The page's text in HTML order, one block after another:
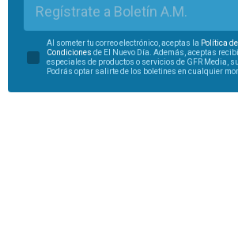
Regístrate a Boletín A.M.
Al someter tu correo electrónico, aceptas la Política
Condiciones de El Nuevo Día. Además, aceptas
especiales de productos o servicios de GFR Media,
Podrás optar salirte de los boletines en cualquier